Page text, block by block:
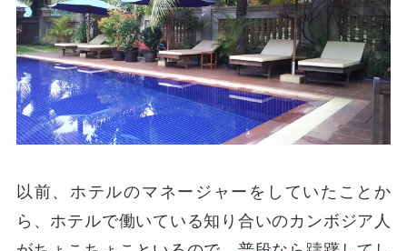
以前、ホテルのマネージャーをしていたことか
ら、ホテルで働いている知り合いのカンボジア人